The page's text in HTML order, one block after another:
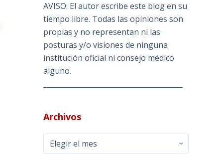
AVISO: El autor escribe este blog en su
tiempo libre. Todas las opiniones son
propias y no representan ni las
posturas y/o visiones de ninguna
institución oficial ni consejo médico
alguno.
Archivos
Archivos